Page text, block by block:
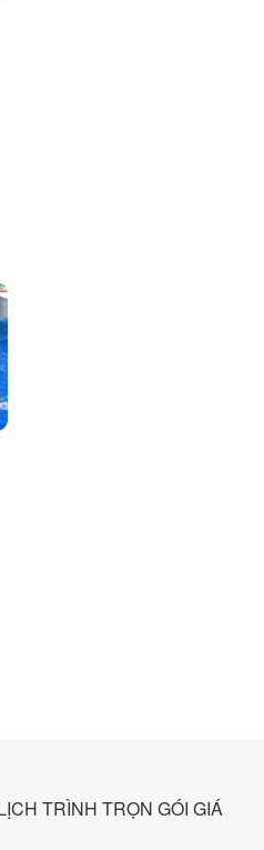
TRÌNH TRỌN GÓI GIÁ